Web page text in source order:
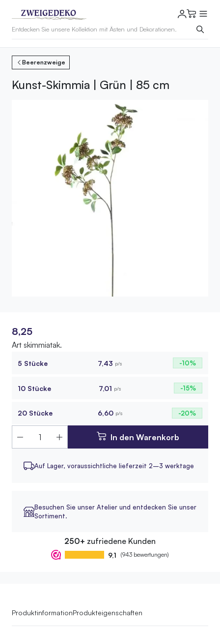
Beerenzweige
Kunst-Skimmia | Grün | 85 cm
8,25
Art skimmiatak.
5 Stücke 7,43 p/s -10%
10 Stücke 7,01 p/s -15%
20 Stücke 6,60 p/s -20%
In den Warenkorb
Auf Lager, voraussichtliche lieferzeit 2–3 werktage
Besuchen Sie unser Atelier und entdecken Sie unser
Sortiment.
250+ zufriedene Kunden
9,1 (943 bewertungen)
ProduktinformationProdukteigenschaften